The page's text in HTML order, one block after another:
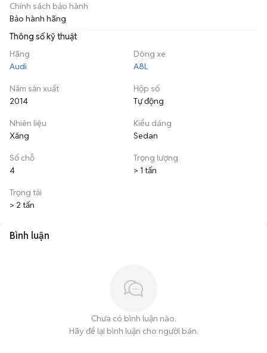
Chính sách bảo hành
Bảo hành hãng
Thông số kỹ thuật
Hãng
Audi
Dòng xe
A8L
Năm sản xuất
2014
Hộp số
Tự động
Nhiên liệu
Xăng
Kiểu dáng
Sedan
Số chỗ
4
Trọng lượng
> 1 tấn
Trọng tải
> 2 tấn
Bình luận
Chưa có bình luận nào.
Hãy để lại bình luận cho người bán.